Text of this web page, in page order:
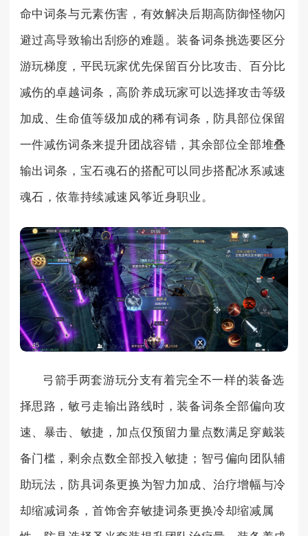
命中词条与元素伤害，有效解决后期高防御怪物闪
避过高导致输出刮痧的难题。装备词条挑选要区分
游玩梯度，平民玩家优先保留百分比攻击、百分比
减伤的卓越词条，高阶养成玩家可以选择攻击等级
加成、生命值等级加成的稀有词条，防具部位保留
一件减伤词条来提升团战容错，其余部位全部堆叠
输出词条，宝石魂石的搭配可以同步搭配冰系减速
魂石，依靠持续减速风筝近身职业。
弓箭手两套游玩分支有着完全不一样的装备选
择思路，敏弓走输出路线时，装备词条全部偏向攻
速、暴击、敏捷，加点仅预留力量点数满足穿戴装
备门槛，剩余点数全部投入敏捷；智弓偏向团队辅
助玩法，防具词条更换为智力加成、治疗增幅与冷
却缩减词条，首饰舍弃敏捷词条更换冷却缩减属